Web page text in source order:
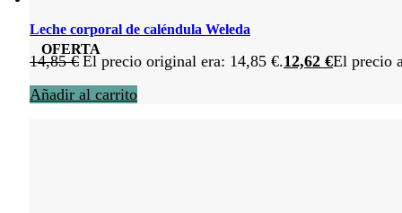
OFERTA
Leche corporal de caléndula Weleda
14,85€ El precio original era: 14,85 €.12,62 €El precio
Añadir al carrito